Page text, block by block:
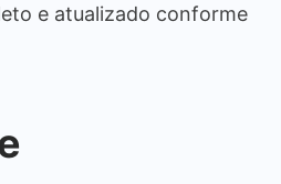
e atualizado conforme